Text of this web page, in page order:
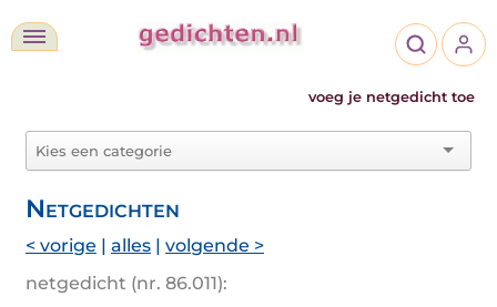
voeg je netgedicht toe
Netgedichten
< vorige | alles | volgende >
netgedicht (nr. 86.011):